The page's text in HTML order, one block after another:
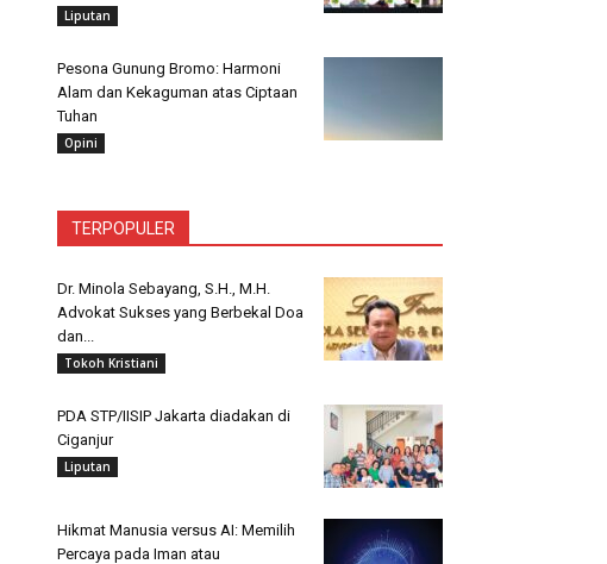
Liputan
Pesona Gunung Bromo: Harmoni
Alam dan Kekaguman atas Ciptaan
Tuhan
Opini
TERPOPULER
Dr. Minola Sebayang, S.H., M.H.
Advokat Sukses yang Berbekal Doa
dan...
Tokoh Kristiani
PDA STP/IISIP Jakarta diadakan di
Ciganjur
Liputan
Hikmat Manusia versus AI: Memilih
Percaya pada Iman atau